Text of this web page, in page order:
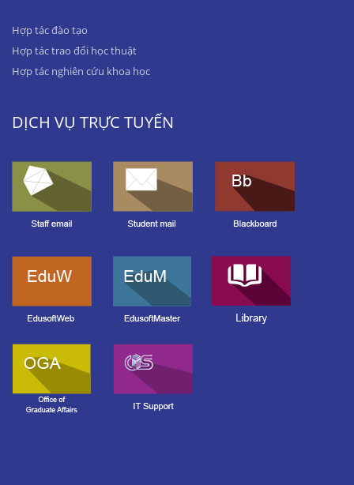
Hợp tác đào tạo
Hợp tác trao đổi học thuật
Hợp tác nghiên cứu khoa học
DỊCH VỤ TRỰC TUYẾN